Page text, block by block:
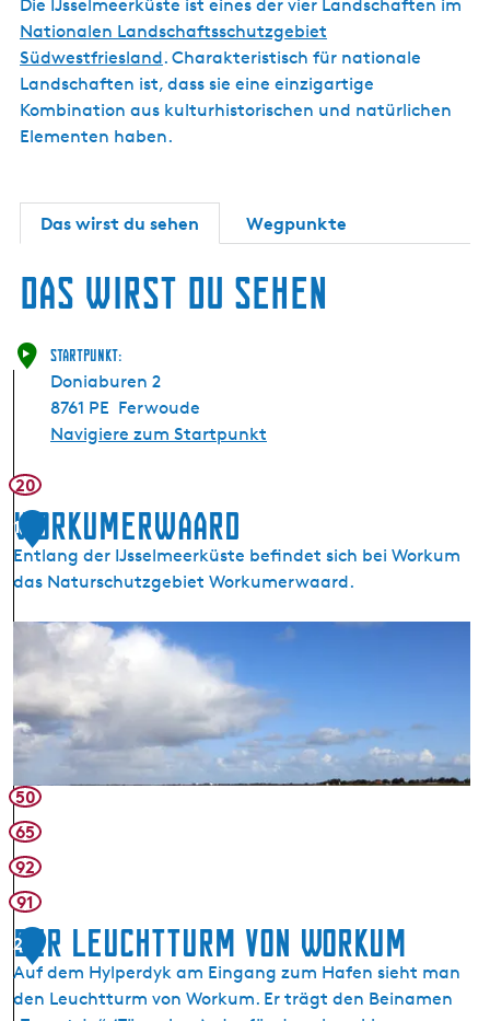
Die IJsselmeerküste ist eines der vier Landschaften im
Nationalen Landschaftsschutzgebiet
Südwestfriesland. Charakteristisch für nationale
Landschaften ist, dass sie eine einzigartige
Kombination aus kulturhistorischen und natürlichen
Elementen haben.
Das wirst du sehen Wegpunkte
Das wirst du sehen
Startpunkt:
Doniaburen 2
8761 PE Ferwoude
Navigiere zum Startpunkt
20
1
Workumerwaard
Entlang der IJsselmeerküste befindet sich bei Workum
das Naturschutzgebiet Workumerwaard.
r
k
u
m
e
r
w
a
a
d
50
65
92
91
2
Der Leuchtturm von Workum
Auf dem Hylperdyk am Eingang zum Hafen sieht man
den Leuchtturm von Workum. Er trägt den Beinamen